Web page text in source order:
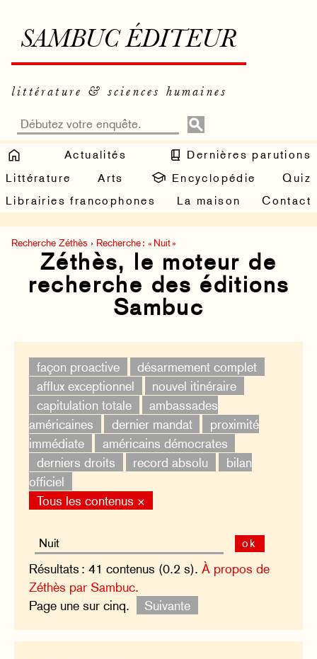
SAMBUC ÉDITEUR
littérature & sciences humaines
Actualités
Dernières parutions
Littérature
Arts Encyclopédie
Quiz
Librairies francophones
La maison Contact
Recherche Zéthès › Recherche : « Nuit »
Zéthès, le moteur de
recherche des éditions
Sambuc
façon proactive
désarmement complet
afflux exceptionnel
nouvel itinéraire
capitulation totale
ambassades
américaines
dernier mandat
proximité
immédiate
américains démocrates
derniers droits
record absolu
bilan
officiel
Tous les contenus ×
ok
Résultats : 41 contenus (0.2 s).À propos de
Zéthès par Sambuc.
Page une sur cinq.
Suivante